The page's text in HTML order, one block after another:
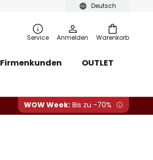
Deutsch
Warenkorb
Service Anmelden
Firmenkunden
OUTLET
WOW Week: Bis zu -70%